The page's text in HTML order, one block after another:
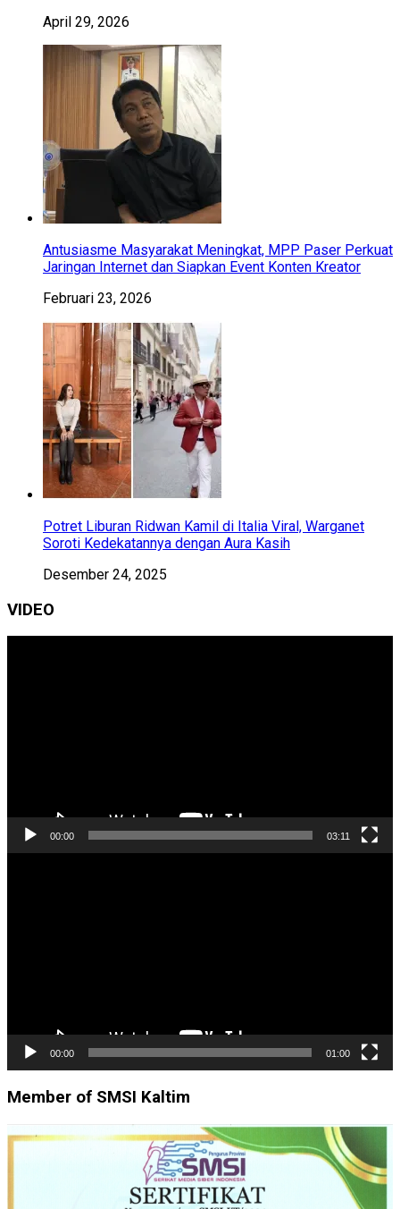
April 29, 2026
Antusiasme Masyarakat Meningkat, MPP Paser Perkuat
Jaringan Internet dan Siapkan Event Konten Kreator
Februari 23, 2026
Potret Liburan Ridwan Kamil di Italia Viral, Warganet
Soroti Kedekatannya dengan Aura Kasih
Desember 24, 2025
VIDEO
00:00 03:11
00:00 01:00
Member of SMSI Kaltim